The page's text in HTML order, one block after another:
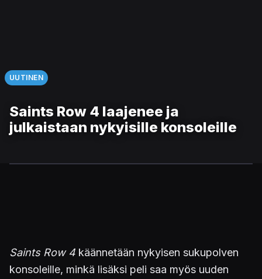
UUTINEN
Saints Row 4 laajenee ja
julkaistaan nykyisille konsoleille
Saints Row 4 käännetään nykyisen sukupolven
konsoleille, minkä lisäksi peli saa myös uuden